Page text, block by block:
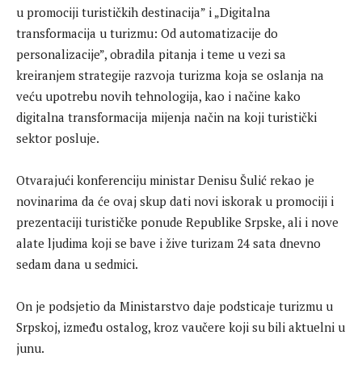
u promociji turističkih destinacija” i „Digitalna
transformacija u turizmu: Od automatizacije do
personalizacije”, obradila pitanja i teme u vezi sa
kreiranjem strategije razvoja turizma koja se oslanja na
veću upotrebu novih tehnologija, kao i načine kako
digitalna transformacija mijenja način na koji turistički
sektor posluje.
Otvarajući konferenciju ministar Denisu Šulić rekao je
novinarima da će ovaj skup dati novi iskorak u promociji i
prezentaciji turističke ponude Republike Srpske, ali i nove
alate ljudima koji se bave i žive turizam 24 sata dnevno
sedam dana u sedmici.
On je podsjetio da Ministarstvo daje podsticaje turizmu u
Srpskoj, između ostalog, kroz vaučere koji su bili aktuelni u
junu.